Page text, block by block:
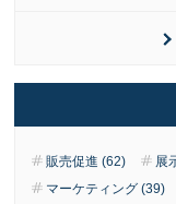
販売促進 (62) 展
マーケティング (39)